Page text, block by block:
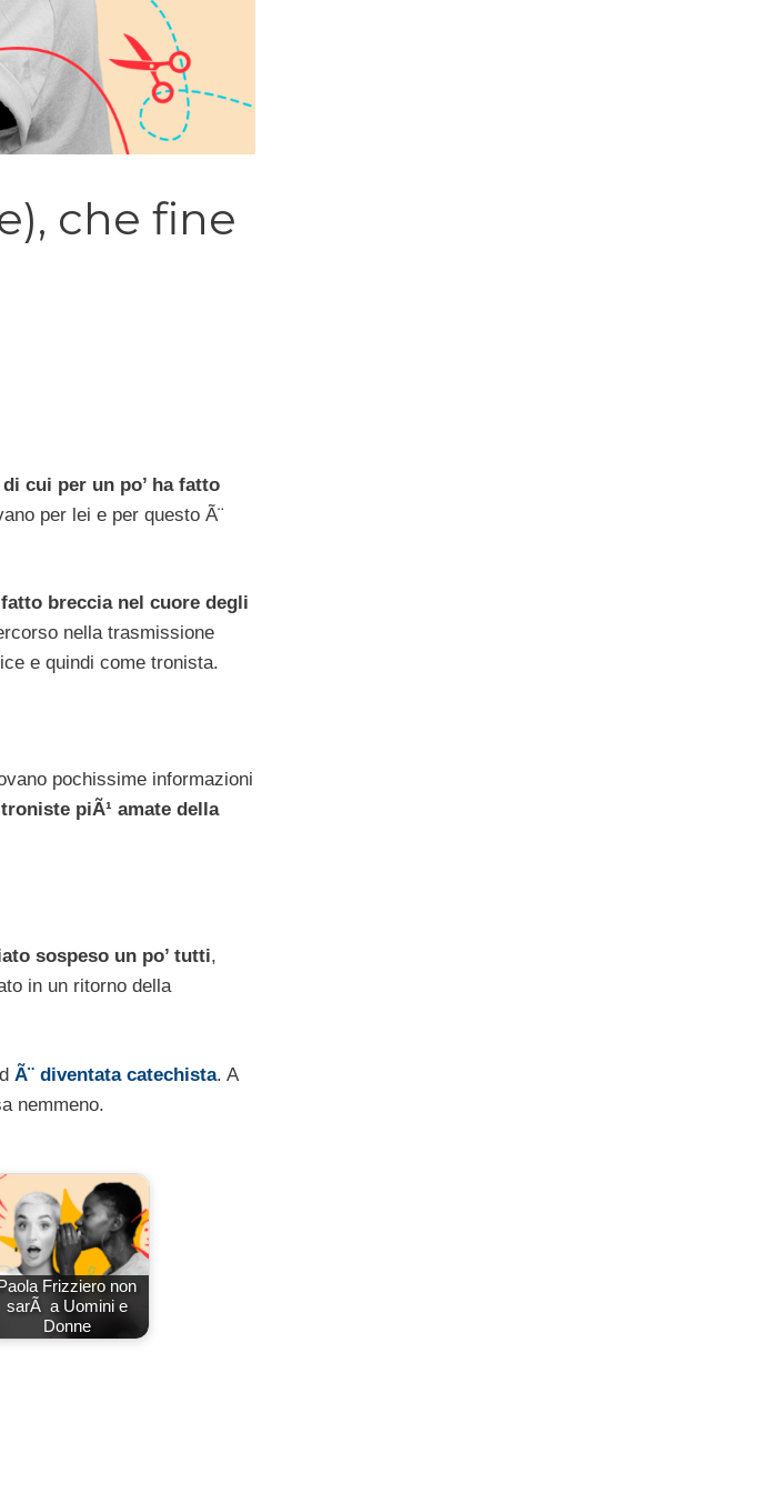
che fine
cui per un po’ ha fatto
per lei e per questo Ã¨
breccia nel cuore degli
nella trasmissione
e quindi come tronista.
pochissime informazioni
piÃ¹ amate della
sospeso un po’ tutti,
in un ritorno della
Ã¨ diventata catechista. A
nemmeno.
Frizziero non
sarÃ a Uomini e
Donne